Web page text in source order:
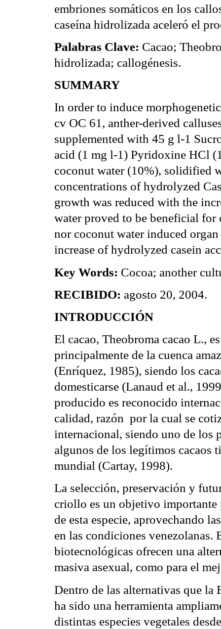
embriones somáticos en los
caseína hidrolizada aceleró el
Palabras Clave: Cacao;
hidrolizada; callogénesis.
SUMMARY
In order to induce
cv OC 61, anther-derived
supplemented with 45 g l-1
acid (1 mg l-1) Pyridoxine HCl
coconut water (10%), solidified
concentrations of hydrolyzed
growth was reduced with the
water proved to be beneficial
nor coconut water induced
increase of hydrolyzed casein
Key Words: Cocoa; another
RECIBIDO: agosto 20, 2004.
INTRODUCCIÓN
El cacao, Theobroma cacao L.,
principalmente de la cuenca
(Enríquez, 1985), siendo los
domesticarse (Lanaud et al.,
producido es reconocido
calidad, razón por la cual se
internacional, siendo uno de los
algunos de los legítimos cacaos
mundial (Cartay, 1998).
La selección, preservación y
criollo es un objetivo importante
de esta especie, aprovechando
en las condiciones venezolanas.
biotecnológicas ofrecen una
masiva asexual, como para el
Dentro de las alternativas que
ha sido una herramienta
distintas especies vegetales